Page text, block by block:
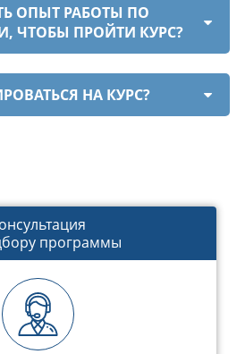
ОПЫТ РАБОТЫ ПО
ЧТОБЫ ПРОЙТИ КУРС?
НА КУРС?
программы